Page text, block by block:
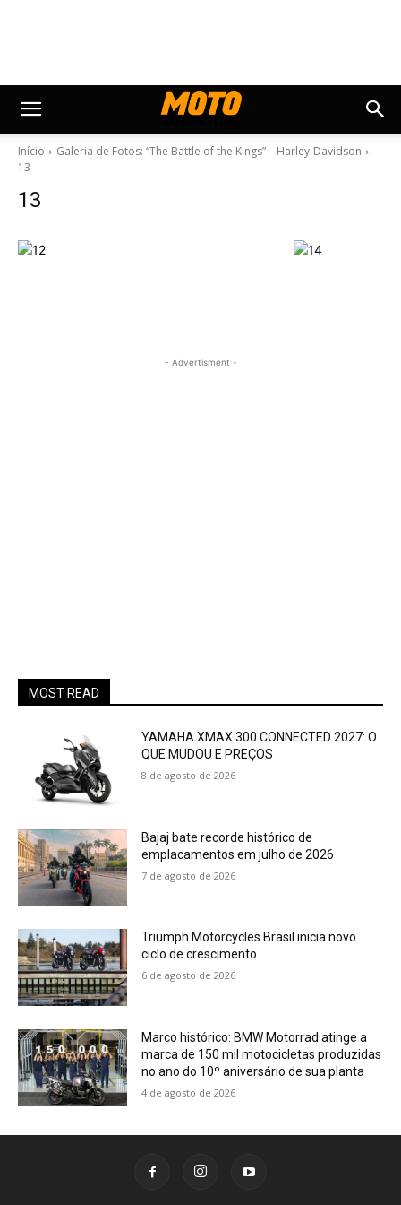
Início
Galeria de Fotos: “The Battle of the Kings” – Harley-Davidson
13
13
- Advertisment -
MOST READ
YAMAHA XMAX 300 CONNECTED 2027: O
QUE MUDOU E PREÇOS
8 de agosto de 2026
Bajaj bate recorde histórico de
emplacamentos em julho de 2026
7 de agosto de 2026
Triumph Motorcycles Brasil inicia novo
ciclo de crescimento
6 de agosto de 2026
Marco histórico: BMW Motorrad atinge a
marca de 150 mil motocicletas produzidas
no ano do 10º aniversário de sua planta
4 de agosto de 2026